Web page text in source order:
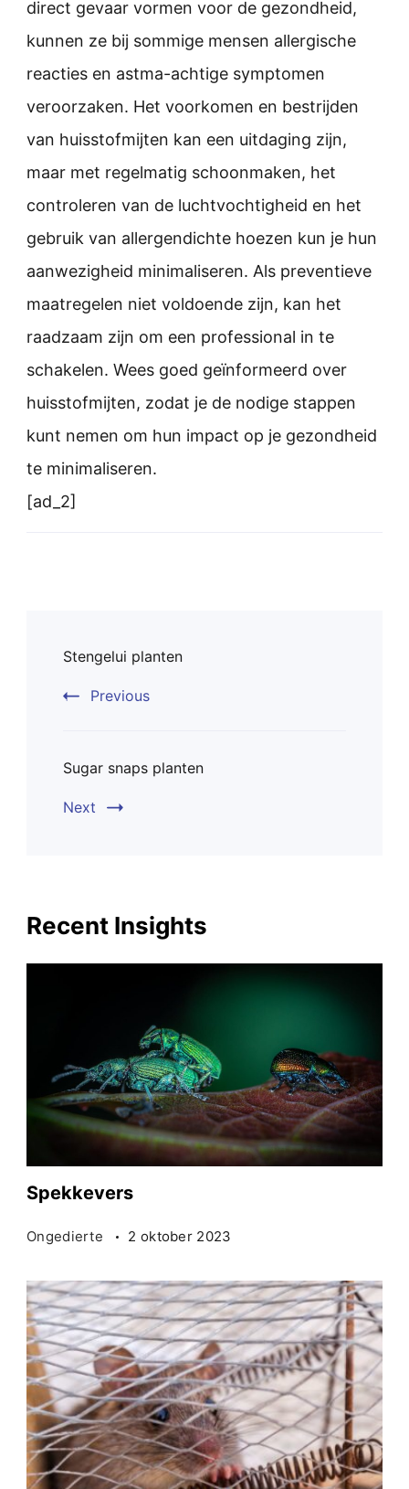
direct gevaar vormen voor de gezondheid,
kunnen ze bij sommige mensen allergische
reacties en astma-achtige symptomen
veroorzaken. Het voorkomen en bestrijden
van huisstofmijten kan een uitdaging zijn,
maar met regelmatig schoonmaken, het
controleren van de luchtvochtigheid en het
gebruik van allergendichte hoezen kun je hun
aanwezigheid minimaliseren. Als preventieve
maatregelen niet voldoende zijn, kan het
raadzaam zijn om een professional in te
schakelen. Wees goed geïnformeerd over
huisstofmijten, zodat je de nodige stappen
kunt nemen om hun impact op je gezondheid
te minimaliseren.
[ad_2]
Navigation
Stengelui planten
Previous
Sugar snaps planten
Next
Recent Insights
Spekkevers
Ongedierte 2 oktober 2023